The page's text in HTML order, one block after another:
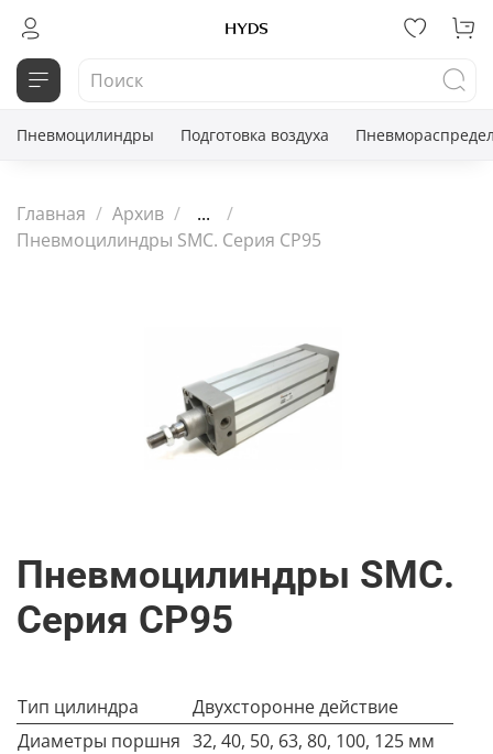
Пневмоцилиндры Подготовка воздуха
Главная Архив
...
Пневмоцилиндры SMC. Серия CP95
Пневмоцилиндры SMC.
Серия CP95
Тип цилиндра
Двухсторонне действие
Диаметры поршня 32, 40, 50, 63, 80, 100, 125 мм